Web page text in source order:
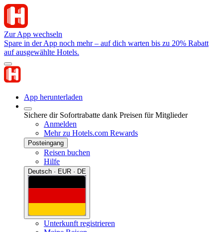
Zur App wechseln
Spare in der App noch mehr – auf dich warten bis zu 20% Rabatt
auf ausgewählte Hotels.
App herunterladen
Sichere dir Sofortrabatte dank Preisen für Mitglieder
Anmelden
Mehr zu Hotels.com Rewards
Posteingang
Reisen buchen
Hilfe
Deutsch · EUR · DE
Unterkunft registrieren